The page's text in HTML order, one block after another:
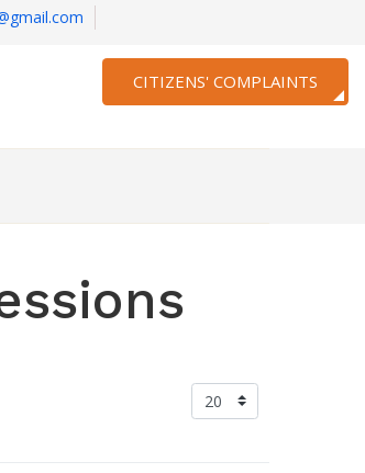
CITIZENS' COMPLAINTS